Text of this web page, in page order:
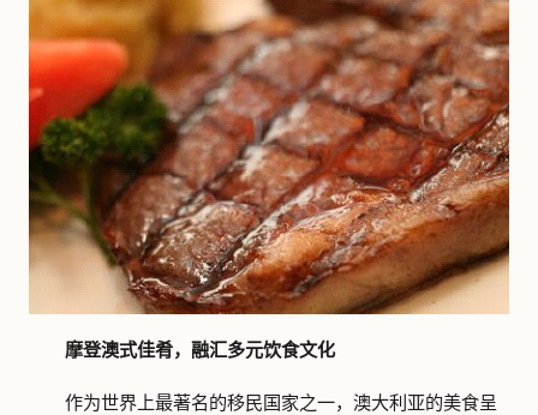
摩登澳式佳肴，融汇多元饮食文化
作为世界上最著名的移民国家之一，澳大利亚的美食呈